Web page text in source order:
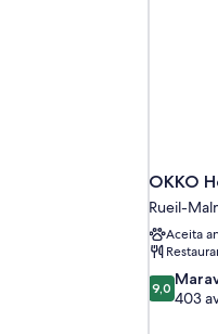
OKKO
Rueil-
Aceita
9.0
de
9,0
403